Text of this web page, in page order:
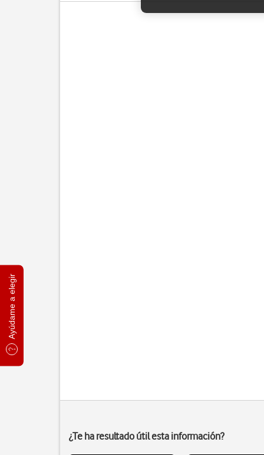
Ayúdame a elegir
¿Te ha resultado útil esta información?